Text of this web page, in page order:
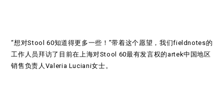
“想对Stool 60知道得更多一些！”带着这个愿望，我们fieldnotes的
工作人员拜访了目前在上海对Stool 60最有发言权的artek中国地区
销售负责人Valeria Luciani女士。